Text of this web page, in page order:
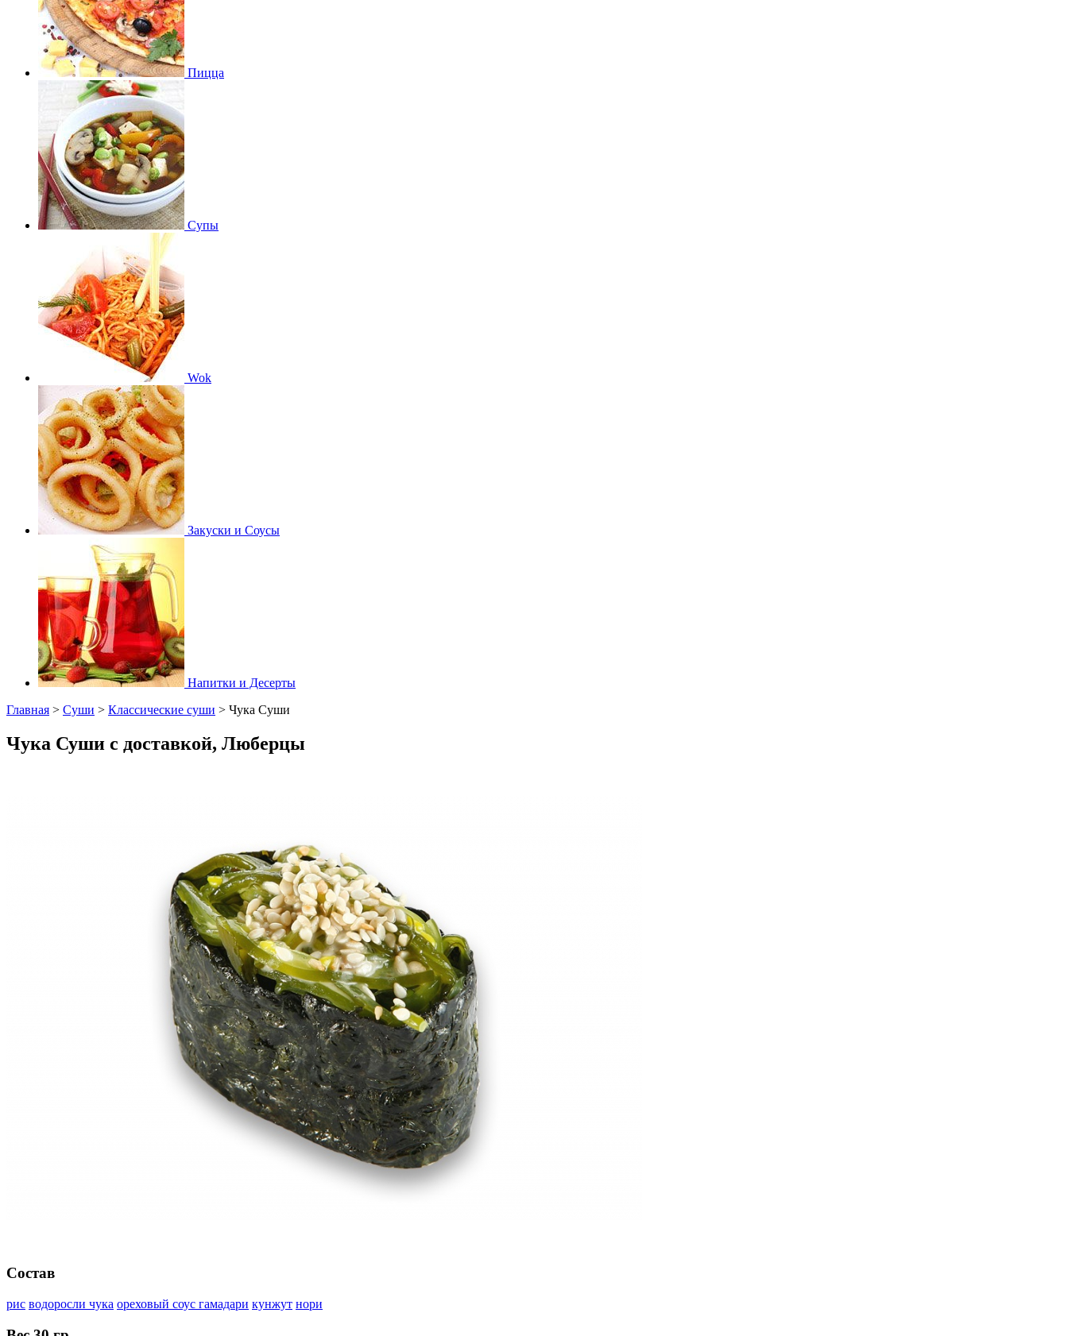
Пицца
Супы
Wok
Закуски и Соусы
Напитки и Десерты
Главная > Суши > Классические суши > Чука Суши
Чука Суши с доставкой, Люберцы
Состав
рис водоросли чука ореховый соус гамадари кунжут нори